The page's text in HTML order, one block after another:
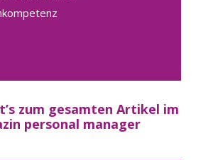
zum gesamten Artikel im
personal manager